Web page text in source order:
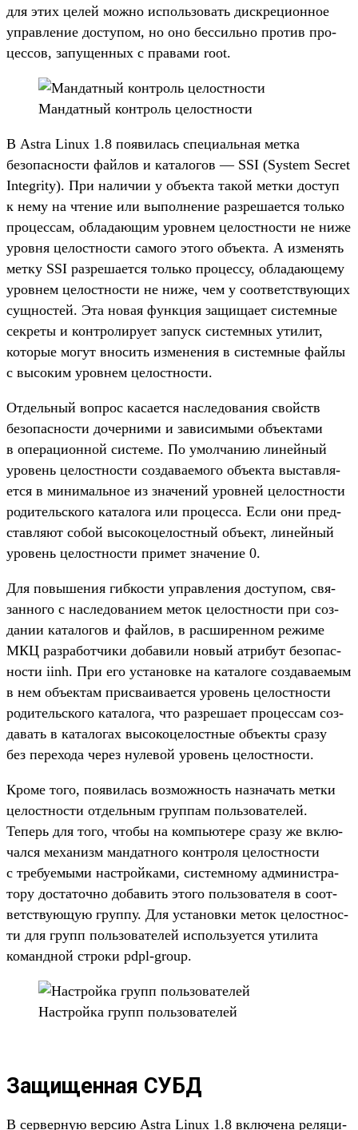
для этих целей мож­но исполь­зовать дис­кре­цион­ное
управле­ние дос­тупом, но оно бес­силь­но про­тив про­
цес­сов, запущен­ных с пра­вами root.
Ман­датный кон­троль целос­тнос­ти
В Astra Linux 1.8 появи­лась спе­циаль­ная мет­ка
безопас­ности фай­лов и катало­гов — SSI (System Secret
Integrity). При наличии у объ­екта такой мет­ки дос­туп
к нему на чте­ние или выпол­нение раз­реша­ется толь­ко
про­цес­сам, обла­дающим уров­нем целос­тнос­ти не ниже
уров­ня целос­тнос­ти самого это­го объ­екта. А изме­нять
мет­ку SSI раз­реша­ется толь­ко про­цес­су, обла­дающе­му
уров­нем целос­тнос­ти не ниже, чем у соот­ветс­тву­ющих
сущ­ностей. Эта новая фун­кция защища­ет сис­темные
сек­реты и кон­тро­лиру­ет запуск сис­темных ути­лит,
которые могут вно­сить изме­нения в сис­темные фай­лы
с высоким уров­нем целос­тнос­ти.
От­дель­ный воп­рос каса­ется нас­ледова­ния свой­ств
безопас­ности дочер­ними и зависи­мыми объ­екта­ми
в опе­раци­онной сис­теме. По умол­чанию линей­ный
уро­вень целос­тнос­ти соз­дава­емо­го объ­екта выс­тавля­
ется в минималь­ное из зна­чений уров­ней целос­тнос­ти
родитель­ско­го катало­га или про­цес­са. Если они пред­
став­ляют собой высоко­целос­тный объ­ект, линей­ный
уро­вень целос­тнос­ти при­мет зна­чение 0.
Для повыше­ния гиб­кости управле­ния дос­тупом, свя­
зан­ного с нас­ледова­нием меток целос­тнос­ти при соз­
дании катало­гов и фай­лов, в рас­ширен­ном режиме
МКЦ раз­работ­чики добави­ли новый атри­бут безопас­
ности iinh. При его уста­нов­ке на катало­ге соз­дава­емым
в нем объ­ектам прис­ваивает­ся уро­вень целос­тнос­ти
родитель­ско­го катало­га, что раз­реша­ет про­цес­сам соз­
давать в катало­гах высоко­целос­тные объ­екты сра­зу
без перехо­да через нулевой уро­вень целос­тнос­ти.
Кро­ме того, появи­лась воз­можность наз­начать мет­ки
целос­тнос­ти отдель­ным груп­пам поль­зовате­лей.
Теперь для того, что­бы на компь­юте­ре сра­зу же вклю­
чал­ся механизм ман­датно­го кон­тро­ля целос­тнос­ти
с тре­буемы­ми нас­трой­ками, сис­темно­му адми­нис­тра­
тору дос­таточ­но добавить это­го поль­зовате­ля в соот­
ветс­тву­ющую груп­пу. Для уста­нов­ки меток целос­тнос­
ти для групп поль­зовате­лей исполь­зует­ся ути­лита
коман­дной стро­ки pdpl-group.
Нас­трой­ка групп поль­зовате­лей
Защищенная СУБД
В сер­верную вер­сию Astra Linux 1.8 вклю­чена реляци­